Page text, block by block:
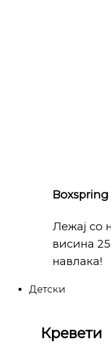
Boxspring
Лежај со
висина
навлака!
Детски
Кревети